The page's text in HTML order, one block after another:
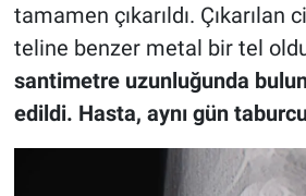
tamamen çıkarıldı. Çıkarılan
teline benzer metal bir tel
santimetre uzunluğunda
edildi. Hasta, aynı gün